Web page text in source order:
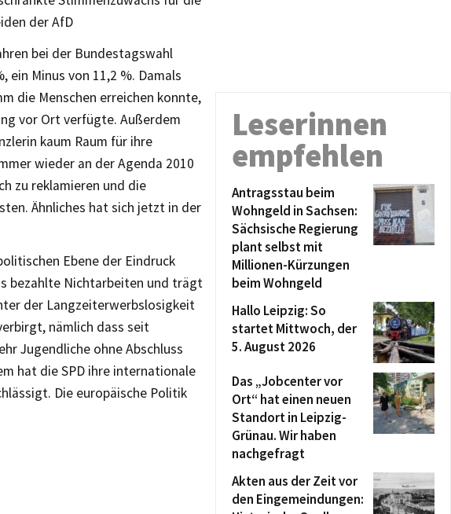
der AfD
bei der Bundestagswahl
ein Minus von 11,2 %. Damals
die Menschen erreichen konnte,
vor Ort verfügte. Außerdem
kaum Raum für ihre
wieder an der Agenda 2010
zu reklamieren und die
Ähnliches hat sich jetzt in der
Ebene der Eindruck
bezahlte Nichtarbeiten und trägt
der Langzeiterwerbslosigkeit
nämlich dass seit
Jugendliche ohne Abschluss
hat die SPD ihre internationale
Die europäische Politik
Leserinnen
empfehlen
Antragsstau beim
Wohngeld in Sachsen:
Sächsische Regierung
plant selbst mit
Millionen-Kürzungen
beim Wohngeld
Hallo Leipzig: So
startet Mittwoch, der
5. August 2026
Das „Jobcenter vor
Ort“ hat einen neuen
Standort in Leipzig-
Grünau. Wir haben
nachgefragt
Akten aus der Zeit vor
den Eingemeindungen: